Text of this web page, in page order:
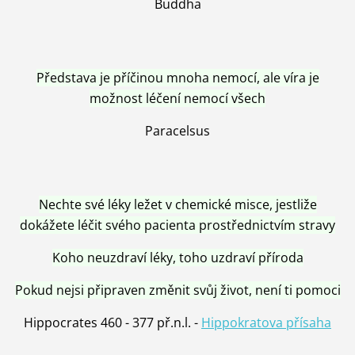
Buddha
Představa je příčinou mnoha nemocí, ale víra je
možnost léčení nemocí všech
Paracelsus
Nechte své léky ležet v chemické misce, jestliže
dokážete léčit svého pacienta prostřednictvím stravy
Koho neuzdraví léky, toho uzdraví příroda
Pokud nejsi připraven změnit svůj život, není ti pomoci
Hippocrates 460 - 377 př.n.l. - Hippokratova přísaha